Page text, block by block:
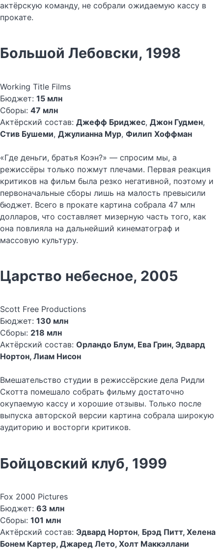
актёрскую команду, не собрали ожидаемую кассу в
прокате.
Большой Лебовски, 1998
Working Title Films
Бюджет: 15 млн
Сборы: 47 млн
Актёрский состав: Джефф Бриджес, Джон Гудмен,
Стив Бушеми, Джулианна Мур, Филип Хоффман
«Где деньги, братья Коэн?» — спросим мы, а
режиссёры только пожмут плечами. Первая реакция
критиков на фильм была резко негативной, поэтому и
первоначальные сборы лишь на малость превысили
бюджет. Всего в прокате картина собрала 47 млн
долларов, что составляет мизерную часть того, как
она повлияла на дальнейший кинематограф и
массовую культуру.
Царство небесное, 2005
Scott Free Productions
Бюджет: 130 млн
Сборы: 218 млн
Актёрский состав: Орландо Блум, Ева Грин, Эдвард
Нортон, Лиам Нисон
Вмешательство студии в режиссёрские дела Ридли
Скотта помешало собрать фильму достаточно
окупаемую кассу и хорошие отзывы. Только после
выпуска авторской версии картина собрала широкую
аудиторию и восторги критиков.
Бойцовский клуб, 1999
Fox 2000 Pictures
Бюджет: 63 млн
Сборы: 101 млн
Актёрский состав: Эдвард Нортон, Брэд Питт, Хелена
Бонем Картер, Джаред Лето, Холт Маккэллани